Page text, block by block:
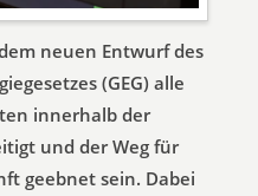
neuen Entwurf des
(GEG) alle
innerhalb der
und der Weg für
geebnet sein. Dabei